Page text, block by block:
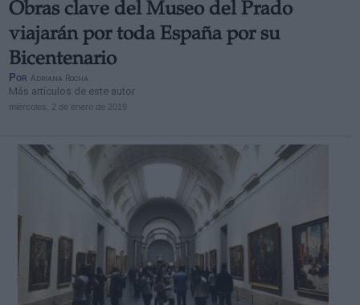
Obras clave del Museo del Prado
viajarán por toda España por su
Bicentenario
Por Adriana Rocha
Más artículos de este autor
miércoles, 2 de enero de 2019